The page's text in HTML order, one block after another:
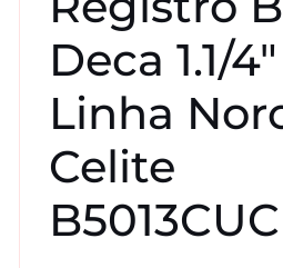
Deca 1.1/
Linha
Celite